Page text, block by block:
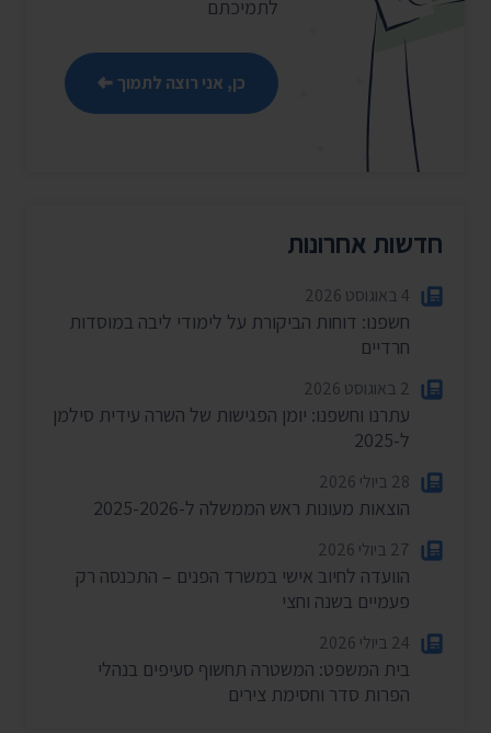
לתמיכתם
כן, אני רוצה לתמוך
חדשות אחרונות
4 באוגוסט 2026
חשפנו: דוחות הביקורת על לימודי ליבה במוסדות
חרדיים
2 באוגוסט 2026
עתרנו וחשפנו: יומן הפגישות של השרה עידית סילמן
ל-2025
28 ביולי 2026
הוצאות מעונות ראש הממשלה ל-2025-2026
27 ביולי 2026
הוועדה לחיוב אישי במשרד הפנים – התכנסה רק
פעמיים בשנה וחצי
24 ביולי 2026
בית המשפט: המשטרה תחשוף סעיפים בנהלי
הפרות סדר וחסימת צירים